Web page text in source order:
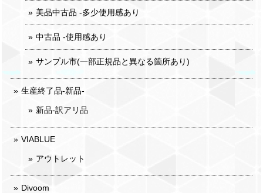
美品中古品 -多少使用感あり
中古品 -使用感あり
サンプル市(一部正規品と異なる箇所あり)
生産終了品-新品-
新品-訳アリ品
VIABLUE
アウトレット
Divoom